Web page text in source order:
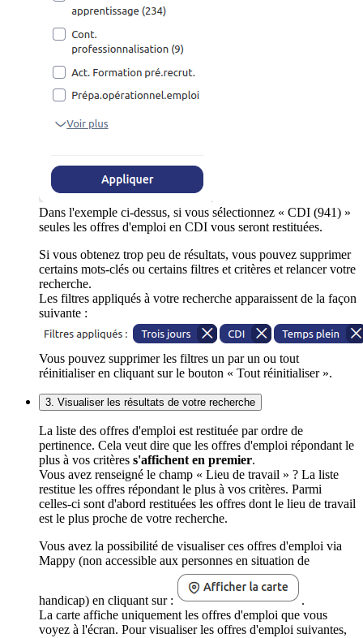
Dans l'exemple ci-dessus, si vous sélectionnez « CDI (941) »
seules les offres d'emploi en CDI vous seront restituées.
Si vous obtenez trop peu de résultats, vous pouvez supprimer
certains mots-clés ou certains filtres et critères et relancer votre
recherche.
Les filtres appliqués à votre recherche apparaissent de la façon
suivante :
Vous pouvez supprimer les filtres un par un ou tout
réinitialiser en cliquant sur le bouton « Tout réinitialiser ».
3. Visualiser les résultats de votre recherche
La liste des offres d'emploi est restituée par ordre de
pertinence. Cela veut dire que les offres d'emploi répondant le
plus à vos critères s'affichent en premier.
Vous avez renseigné le champ « Lieu de travail » ? La liste
restitue les offres répondant le plus à vos critères. Parmi
celles-ci sont d'abord restituées les offres dont le lieu de travail
est le plus proche de votre recherche.
Vous avez la possibilité de visualiser ces offres d'emploi via
Mappy (non accessible aux personnes en situation de
handicap) en cliquant sur :
.
La carte affiche uniquement les offres d'emploi que vous
voyez à l'écran. Pour visualiser les offres d'emploi suivantes,